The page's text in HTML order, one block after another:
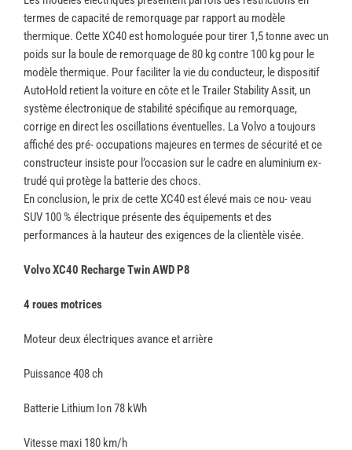
termes de capacité de remorquage par rapport au modèle
thermique. Cette XC40 est homologuée pour tirer 1,5 tonne avec un
poids sur la boule de remorquage de 80 kg contre 100 kg pour le
modèle thermique. Pour faciliter la vie du conducteur, le dispositif
AutoHold retient la voiture en côte et le Trailer Stability Assit, un
système électronique de stabilité spécifique au remorquage,
corrige en direct les oscillations éventuelles. La Volvo a toujours
affiché des pré- occupations majeures en termes de sécurité et ce
constructeur insiste pour l’occasion sur le cadre en aluminium ex-
trudé qui protège la batterie des chocs.
En conclusion, le prix de cette XC40 est élevé mais ce nou- veau
SUV 100 % électrique présente des équipements et des
performances à la hauteur des exigences de la clientèle visée.
Volvo XC40 Recharge Twin AWD P8
4 roues motrices
Moteur deux électriques avance et arrière
Puissance 408 ch
Batterie Lithium Ion 78 kWh
Vitesse maxi 180 km/h